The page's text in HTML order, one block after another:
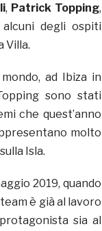
, Patrick Topping,
degli ospiti
Villa.
ad Ibiza in
sono stati
che quest’anno
molto
Isla.
2019, quando
è già al lavoro
sia al